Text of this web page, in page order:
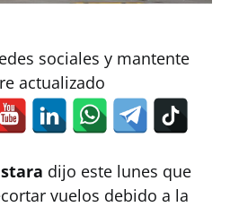
sociales y mantente
actualizado
dijo este lunes que
vuelos debido a la